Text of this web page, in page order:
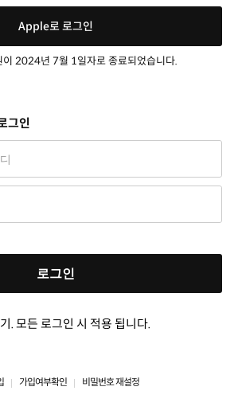
Apple로 로그인
이 2024년 7월 1일자로 종료되었습니다.
그인
로그인
. 모든 로그인 시 적용 됩니다.
가입여부확인 비밀번호 재설정